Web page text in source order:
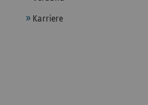
Karriere